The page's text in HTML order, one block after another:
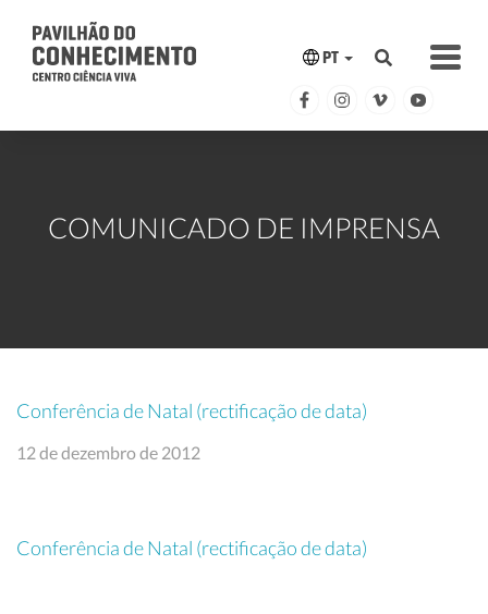
PT
COMUNICADO DE IMPRENSA
Conferência de Natal (rectificação de data)
12 de dezembro de 2012
Conferência de Natal (rectificação de data)